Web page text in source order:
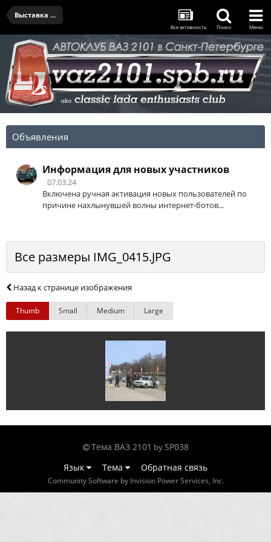
Выставка 9 мая в Кронштадте
Вся активность Поиск Меню
Объявления
Информация для новых участников
07.03.24
Включена ручная активация новых пользователей по
причине нахлынувшей волны интернет-ботов...
Все размеры IMG_0415.JPG
Назад к странице изображения
Thumb Small Medium Large
Тема ВАЗ 2101 by SP038
Язык
Тема Обратная связь
Community Software by Invision Power Services, Inc.